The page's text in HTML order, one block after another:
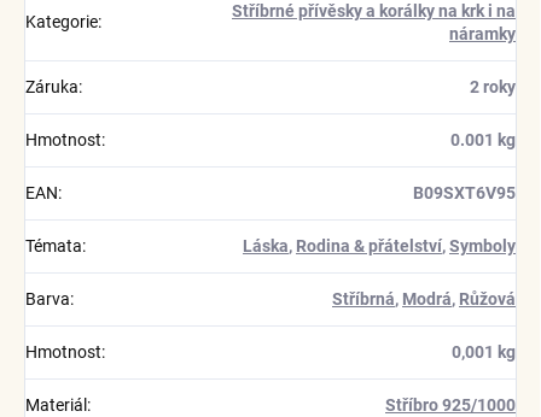
Kategorie:
Stříbrné přívěsky a korálky na krk i na
náramky
Záruka: 2 roky
Hmotnost: 0.001 kg
EAN: B09SXT6V95
Témata: Láska, Rodina & přátelství,Symboly
Barva: Stříbrná, Modrá, Růžová
Hmotnost: 0,001 kg
Materiál : Stříbro 925/1000